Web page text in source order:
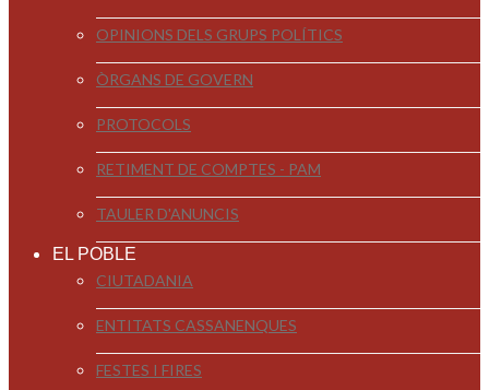
OPINIONS DELS GRUPS POLÍTICS
ÒRGANS DE GOVERN
PROTOCOLS
RETIMENT DE COMPTES - PAM
TAULER D'ANUNCIS
EL POBLE
CIUTADANIA
ENTITATS CASSANENQUES
FESTES I FIRES